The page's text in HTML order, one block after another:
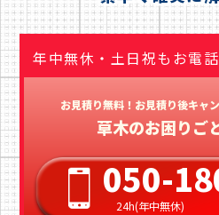
年中無休・土日祝もお電
お見積り無料！お見積り後キャ
草木のお困りご
050-
24h(年中無休)